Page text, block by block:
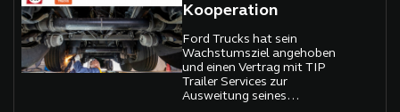
Kooperation
Ford Trucks hat sein
Wachstumsziel angehoben
und einen Vertrag mit TIP
Trailer Services zur
Ausweitung seines